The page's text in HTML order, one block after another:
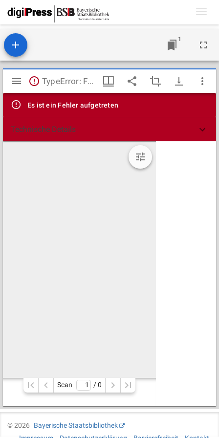
1
Mirador
Viewer
TypeError: Failed to fetch
Es ist ein Fehler aufgetreten
Technische Details
Scan / 0
©2026
Bayerische Staatsbibliothek